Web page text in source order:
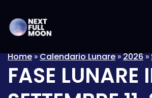
Home»Calendario Lunare»2026»
FASE LUNARE